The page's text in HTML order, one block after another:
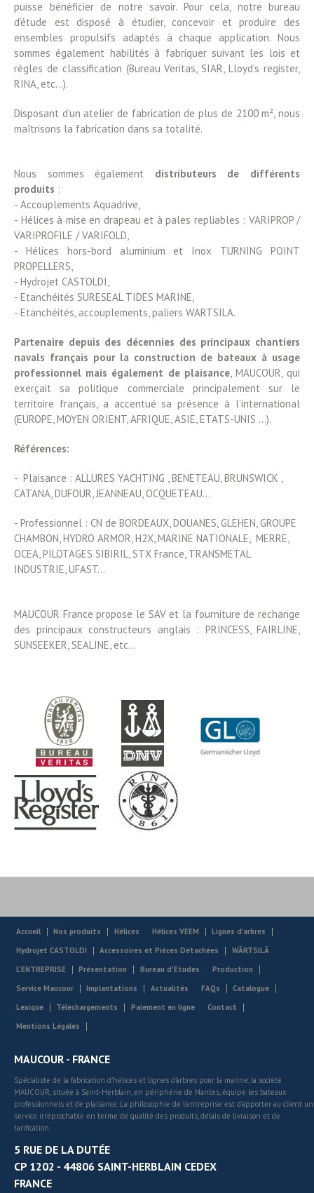
puisse bénéficier de notre savoir. Pour cela, notre bureau
d’étude est disposé à étudier, concevoir et produire des
ensembles propulsifs adaptés à chaque application. Nous
sommes également habilités à fabriquer suivant les lois et
règles de classification (Bureau Veritas, SIAR, Lloyd’s register,
RINA, etc…).
Disposant d’un atelier de fabrication de plus de 2100 m², nous
maîtrisons la fabrication dans sa totalité.
Nous sommes également distributeurs de différents
produits :
- Accouplements Aquadrive,
- Hélices à mise en drapeau et à pales repliables : VARIPROP /
VARIPROFILE / VARIFOLD,
- Hélices hors-bord aluminium et Inox TURNING POINT
PROPELLERS,
- Hydrojet CASTOLDI,
- Etanchéités SURESEAL TIDES MARINE,
- Etanchéités, accouplements, paliers WARTSILA.
Partenaire depuis des décennies des principaux chantiers
navals français pour la construction de bateaux à usage
professionnel mais également de plaisance, MAUCOUR, qui
exerçait sa politique commerciale principalement sur le
territoire français, a accentué sa présence à l’international
(EUROPE, MOYEN ORIENT, AFRIQUE, ASIE, ETATS-UNIS …).
Références:
- Plaisance : ALLURES YACHTING , BENETEAU, BRUNSWICK ,
CATANA, DUFOUR, JEANNEAU, OCQUETEAU…
- Professionnel : CN de BORDEAUX, DOUANES, GLEHEN, GROUPE
CHAMBON, HYDRO ARMOR, H2X, MARINE NATIONALE, MERRE,
OCEA, PILOTAGES SIBIRIL, STX France, TRANSMETAL
INDUSTRIE, UFAST…
MAUCOUR France propose le SAV et la fourniture de rechange
des principaux constructeurs anglais : PRINCESS, FAIRLINE,
SUNSEEKER, SEALINE, etc…
Accueil Nos produits Hélices Hélices VEEM
Lignes d'arbres
Hydrojet CASTOLDI
Accessoires et Pièces Détachées
WÄRTSILÄ
L’ENTREPRISE
Présentation Bureau d'Etudes
Production
Service Maucour
Implantations Actualités FAQs
Catalogue
Lexique
Téléchargements Paiement en ligne
Contact
Mentions Légales
MAUCOUR - FRANCE
Spécialiste de la fabrication d’hélices et lignes d’arbres pour la marine, la société
MAUCOUR, située à Saint-Herblain, en périphérie de Nantes, équipe les bateaux
professionnels et de plaisance. La philosophie de l’entreprise est d’apporter au client un
service irréprochable en terme de qualité des produits, délais de livraison et de
tarification.
5 RUE DE LA DUTÉE
CP 1202 - 44806 SAINT-HERBLAIN CEDEX
FRANCE